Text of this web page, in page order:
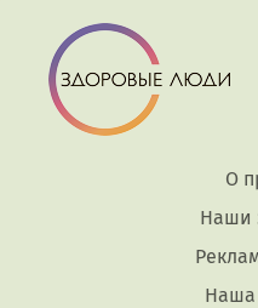
О
Наши
Наша